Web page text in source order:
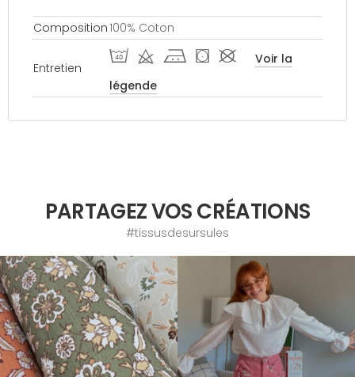
Composition100% Coton
Entretien
I d j ( #
Voir la
légende
PARTAGEZ VOS CRÉATIONS
#tissusdesursules